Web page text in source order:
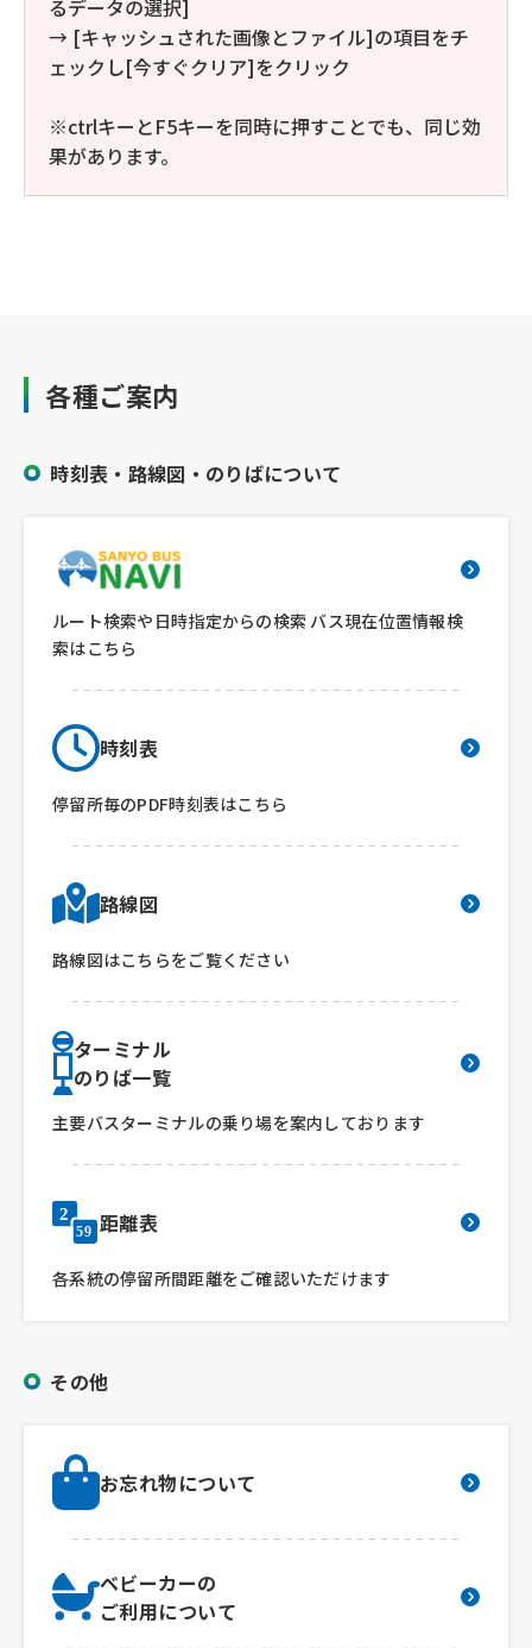
るデータの選択]
→ [キャッシュされた画像とファイル]の項目をチ
ェックし[今すぐクリア]をクリック
※ctrlキーとF5キーを同時に押すことでも、同じ効
果があります。
各種ご案内
時刻表・路線図・のりばについて
ルート検索や日時指定からの検索 バス現在位置情報検
索はこちら
時刻表
停留所毎のPDF時刻表はこちら
路線図
路線図はこちらをご覧ください
ターミナル
のりば一覧
主要バスターミナルの乗り場を案内しております
距離表
各系統の停留所間距離をご確認いただけます
その他
お忘れ物について
ベビーカーの
ご利用について